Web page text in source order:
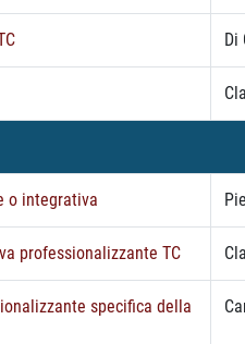
Di
o integrativa
professionalizzante TC
specifica della